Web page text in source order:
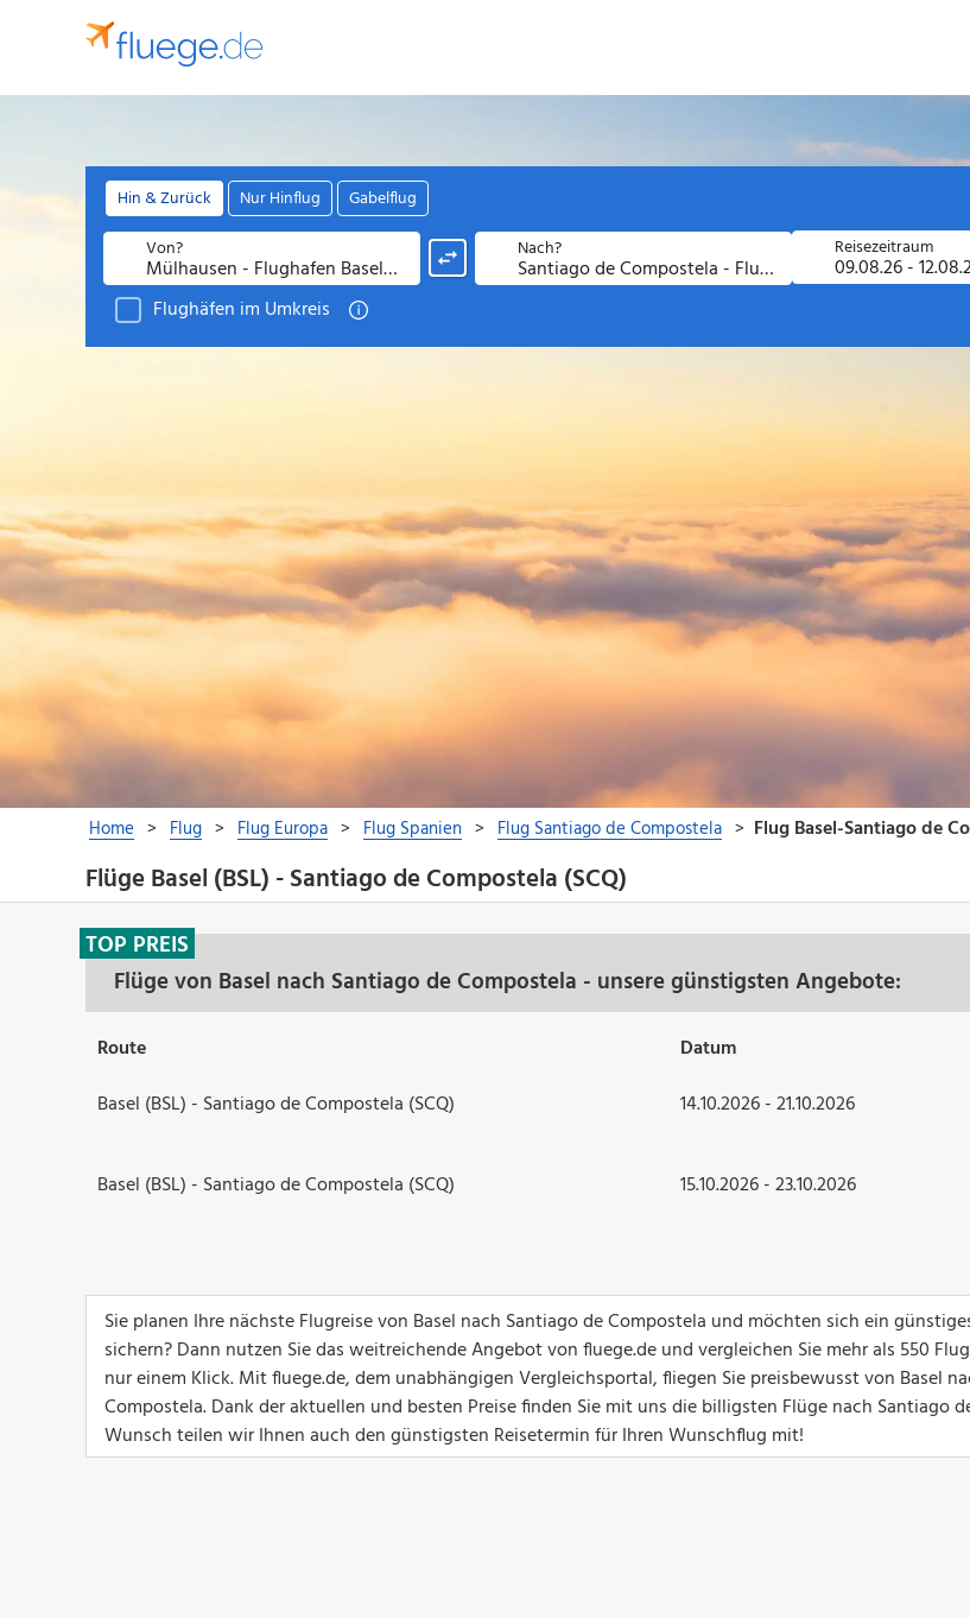
Flüge Basel (BSL) - Santiago de Compostela (SCQ)
Flüge von Basel nach Santiago de Compostela - unsere günstigsten Angebote:
TOP PREIS
Route Datum
Basel (BSL) - Santiago de Compostela (SCQ)
14.10.2026 - 21.10.2026
Basel (BSL) - Santiago de Compostela (SCQ) 15.10.2026 - 23.10.2026
Sie planen Ihre nächste Flugreise von Basel nach Santiago de Compostela und möchten sich ein
sichern? Dann nutzen Sie das weitreichende Angebot von fluege.de und vergleichen Sie mehr als 550
nur einem Klick. Mit fluege.de, dem unabhängigen Vergleichsportal, fliegen Sie preisbewusst von Basel
Compostela. Dank der aktuellen und besten Preise finden Sie mit uns die billigsten Flüge nach Santiago
Wunsch teilen wir Ihnen auch den günstigsten Reisetermin für Ihren Wunschflug mit!